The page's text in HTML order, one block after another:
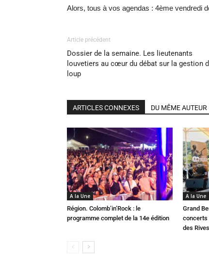
Alors, tous à vos agendas : 4ème vendredi
Article précédent
Dossier de la semaine. Les lieutenants
louvetiers au cœur du débat sur la gestion
loup
ARTICLES CONNEXES DU MÊME AUTEUR
A la Une
Région. Colomb’in’Rock : le
programme complet de la 14e édition
A la Une
Grand
concerts
des